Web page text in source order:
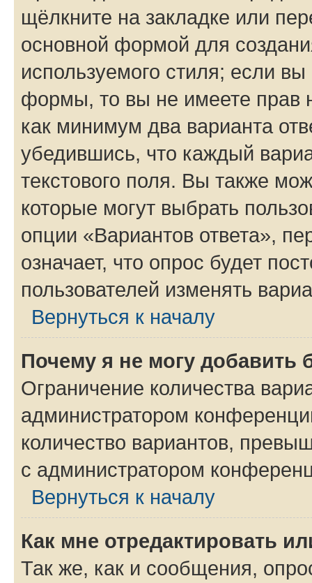
щёлкните на закладке или
основной формой для
используемого стиля; если
формы, то вы не имеете прав
как минимум два варианта
убедившись, что каждый
текстового поля. Вы также
которые могут выбрать
опции «Вариантов ответа»,
означает, что опрос будет
пользователей изменять
Вернуться к началу
Почему я не могу добавить
Ограничение количества
администратором
количество вариантов,
с администратором
Вернуться к началу
Как мне отредактировать
Так же, как и сообщения,